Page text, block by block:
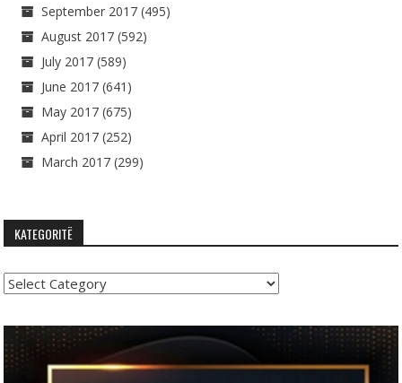
September 2017 (495)
August 2017 (592)
July 2017 (589)
June 2017 (641)
May 2017 (675)
April 2017 (252)
March 2017 (299)
KATEGORITË
Kategoritë